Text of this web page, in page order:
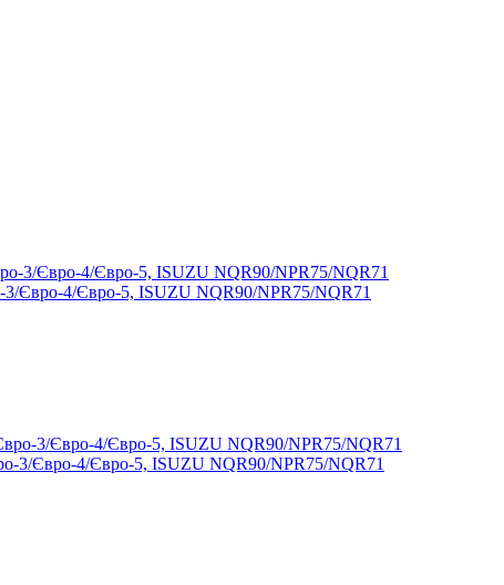
Євро-4/Євро-5, ISUZU NQR90/NPR75/NQR71
3/Євро-4/Євро-5, ISUZU NQR90/NPR75/NQR71